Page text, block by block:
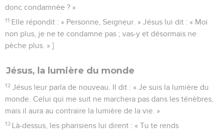
donc condamnée ? »
11 Elle répondit : « Personne, Seigneur. » Jésus lui dit : « Moi
non plus, je ne te condamne pas ; vas-y et désormais ne
pèche plus. » ]
Jésus, la lumière du monde
12 Jésus leur parla de nouveau. Il dit : « Je suis la lumière du
monde. Celui qui me suit ne marchera pas dans les ténèbres,
mais il aura au contraire la lumière de la vie. »
13 Là-dessus, les pharisiens lui dirent : « Tu te rends